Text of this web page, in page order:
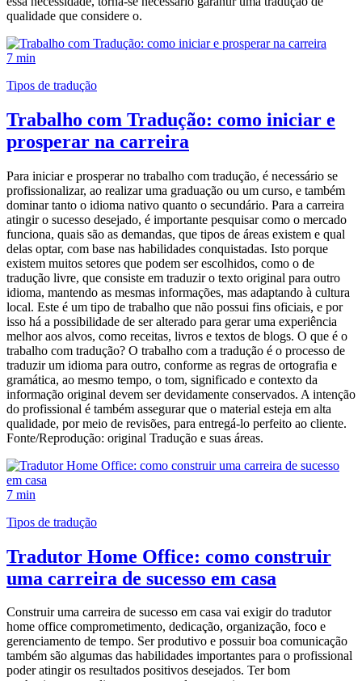
qualidade que considere o.
7 min
Tipos de tradução
Trabalho com Tradução: como iniciar e
prosperar na carreira
Para iniciar e prosperar no trabalho com tradução, é necessário se
profissionalizar, ao realizar uma graduação ou um curso, e também
dominar tanto o idioma nativo quanto o secundário. Para a carreira
atingir o sucesso desejado, é importante pesquisar como o mercado
funciona, quais são as demandas, que tipos de áreas existem e qual
delas optar, com base nas habilidades conquistadas. Isto porque
existem muitos setores que podem ser escolhidos, como o de
tradução livre, que consiste em traduzir o texto original para outro
idioma, mantendo as mesmas informações, mas adaptando à cultura
local. Este é um tipo de trabalho que não possui fins oficiais, e por
isso há a possibilidade de ser alterado para gerar uma experiência
melhor aos alvos, como receitas, livros e textos de blogs. O que é o
trabalho com tradução? O trabalho com a tradução é o processo de
traduzir um idioma para outro, conforme as regras de ortografia e
gramática, ao mesmo tempo, o tom, significado e contexto da
informação original devem ser devidamente conservados. A intenção
do profissional é também assegurar que o material esteja em alta
qualidade, por meio de revisões, para entregá-lo perfeito ao cliente.
Fonte/Reprodução: original Tradução e suas áreas.
7 min
Tipos de tradução
Tradutor Home Office: como construir
uma carreira de sucesso em casa
Construir uma carreira de sucesso em casa vai exigir do tradutor
home office comprometimento, dedicação, organização, foco e
gerenciamento de tempo. Ser produtivo e possuir boa comunicação
também são algumas das habilidades importantes para o profissional
poder atingir os resultados positivos desejados. Ter bom